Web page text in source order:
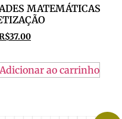
MATEMÁTICAS
37.00
Adicionar ao carrinho